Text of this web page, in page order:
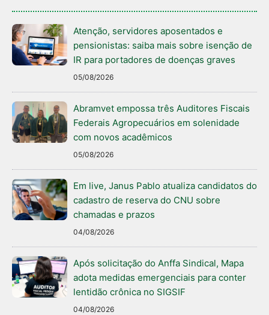
Atenção, servidores aposentados e
pensionistas: saiba mais sobre isenção de
IR para portadores de doenças graves
05/08/2026
Abramvet empossa três Auditores Fiscais
Federais Agropecuários em solenidade
com novos acadêmicos
05/08/2026
Em live, Janus Pablo atualiza candidatos do
cadastro de reserva do CNU sobre
chamadas e prazos
04/08/2026
Após solicitação do Anffa Sindical, Mapa
adota medidas emergenciais para conter
lentidão crônica no SIGSIF
04/08/2026